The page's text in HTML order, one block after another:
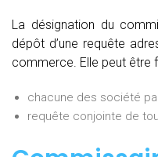
La désignation du
dépôt d’une requête
commerce. Elle peut être
chacune des société
requête conjointe de